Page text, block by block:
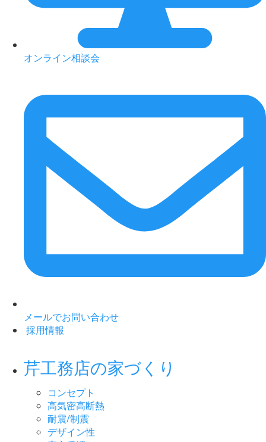
オンライン相談会
メールでお問い合わせ
採用情報
芹工務店の家づくり
コンセプト
高気密高断熱
耐震/制震
デザイン性